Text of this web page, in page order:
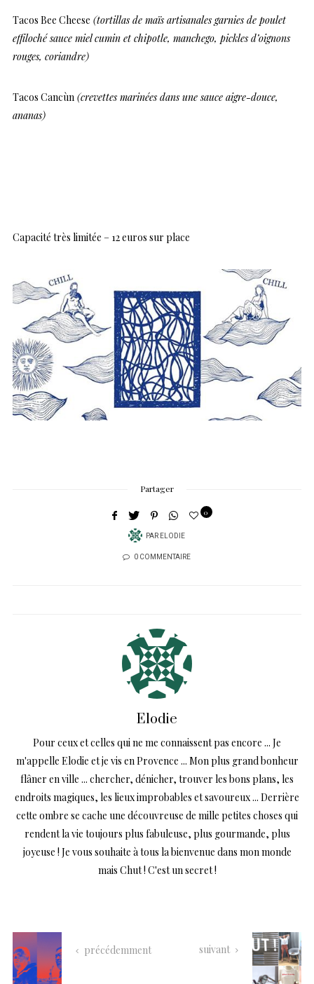
Tacos Bee Cheese (tortillas de maïs artisanales garnies de poulet
effiloché sauce miel cumin et chipotle, manchego, pickles d’oignons
rouges, coriandre)
Tacos Cancùn (crevettes marinées dans une sauce aigre-douce,
ananas)
Capacité très limitée – 12 euros sur place
Partager
PAR ELODIE
0
0 COMMENTAIRE
Elodie
Pour ceux et celles qui ne me connaissent pas encore ... Je
m'appelle Elodie et je vis en Provence ... Mon plus grand bonheur
flâner en ville ... chercher, dénicher, trouver les bons plans, les
endroits magiques, les lieux improbables et savoureux ... Derrière
cette ombre se cache une découvreuse de mille petites choses qui
rendent la vie toujours plus fabuleuse, plus gourmande, plus
joyeuse ! Je vous souhaite à tous la bienvenue dans mon monde
mais Chut ! C'est un secret !
précédemment suivant